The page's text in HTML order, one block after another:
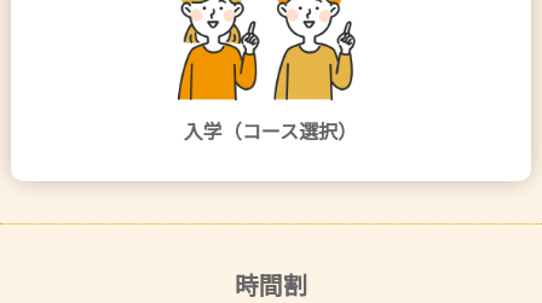
入学（コース選択）
時間割